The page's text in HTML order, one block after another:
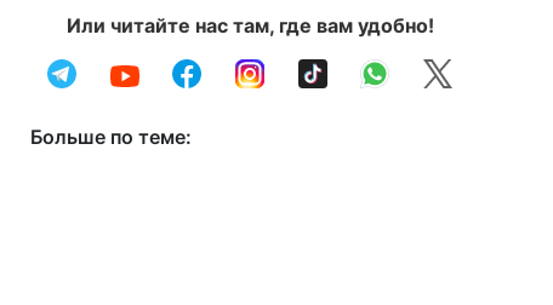
Или читайте нас там, где вам удобно!
Больше по теме: